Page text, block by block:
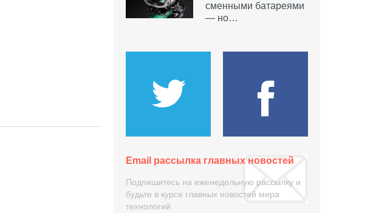
сменными батареями
— но…
Email рассылка главных новостей
Подпишитесь на еженедельную рассылку и
будьте в курсе главных новостей мира
технологий